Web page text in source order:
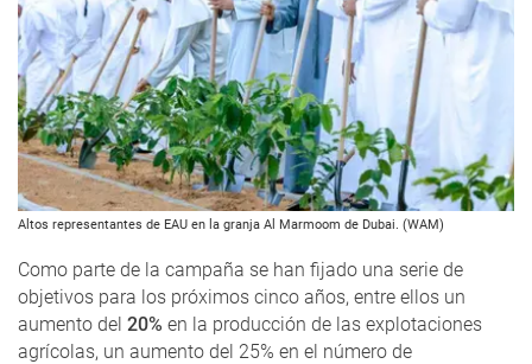
Altos representantes de EAU en la granja Al Marmoom de Dubai. (WAM)
Como parte de la campaña se han fijado una serie de
objetivos para los próximos cinco años, entre ellos un
aumento del 20% en la producción de las explotaciones
agrícolas, un aumento del 25% en el número de